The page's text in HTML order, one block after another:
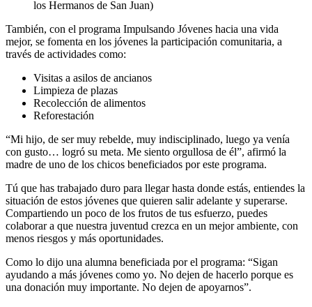
los Hermanos de San Juan)
También, con el programa Impulsando Jóvenes hacia una vida
mejor, se fomenta en los jóvenes la participación comunitaria, a
través de actividades como:
Visitas a asilos de ancianos
Limpieza de plazas
Recolección de alimentos
Reforestación
“Mi hijo, de ser muy rebelde, muy indisciplinado, luego ya venía
con gusto… logró su meta. Me siento orgullosa de él”, afirmó la
madre de uno de los chicos beneficiados por este programa.
Tú que has trabajado duro para llegar hasta donde estás, entiendes la
situación de estos jóvenes que quieren salir adelante y superarse.
Compartiendo un poco de los frutos de tus esfuerzo, puedes
colaborar a que nuestra juventud crezca en un mejor ambiente, con
menos riesgos y más oportunidades.
Como lo dijo una alumna beneficiada por el programa: “Sigan
ayudando a más jóvenes como yo. No dejen de hacerlo porque es
una donación muy importante. No dejen de apoyarnos”.